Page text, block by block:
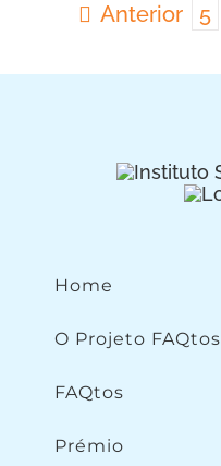
Anterior 5
Home
O Projeto FAQtos
FAQtos
Prémio